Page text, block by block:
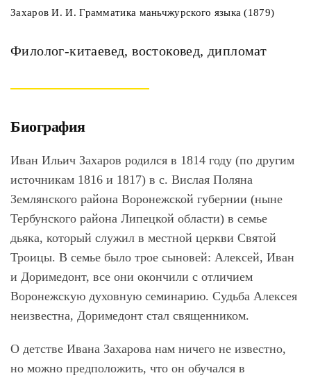
Филолог-китаевед, востоковед, дипломат
Биография
Иван Ильич Захаров родился в 1814 году (по другим
источникам 1816 и 1817) в с. Вислая Поляна
Землянского района Воронежской губернии (ныне
Тербунского района Липецкой области) в семье
дьяка, который служил в местной церкви Святой
Троицы. В семье было трое сыновей: Алексей, Иван
и Доримедонт, все они окончили с отличием
Воронежскую духовную семинарию. Судьба Алексея
неизвестна, Доримедонт стал священником.
О детстве Ивана Захарова нам ничего не известно,
но можно предположить, что он обучался в
Захаров И. И. Грамматика маньчжурского языка (1879)